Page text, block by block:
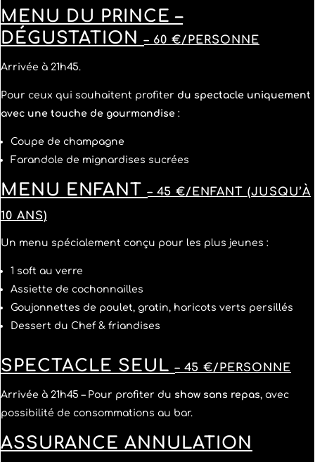
MENU DU PRINCE –
DÉGUSTATION– 60 €/PERSONNE
Arrivée à 21h45.
Pour ceux qui souhaitent profiter du spectacle uniquement
avec une touche de gourmandise :
Coupe de champagne
Farandole de mignardises sucrées
MENU ENFANT– 45 €/ENFANT (JUSQU’À
10 ANS)
Un menu spécialement conçu pour les plus jeunes :
1 soft au verre
Assiette de cochonnailles
Goujonnettes de poulet, gratin, haricots verts persillés
Dessert du Chef & friandises
SPECTACLE SEUL– 45 €/PERSONNE
Arrivée à 21h45 – Pour profiter du show sans repas, avec
possibilité de consommations au bar.
ASSURANCE ANNULATION